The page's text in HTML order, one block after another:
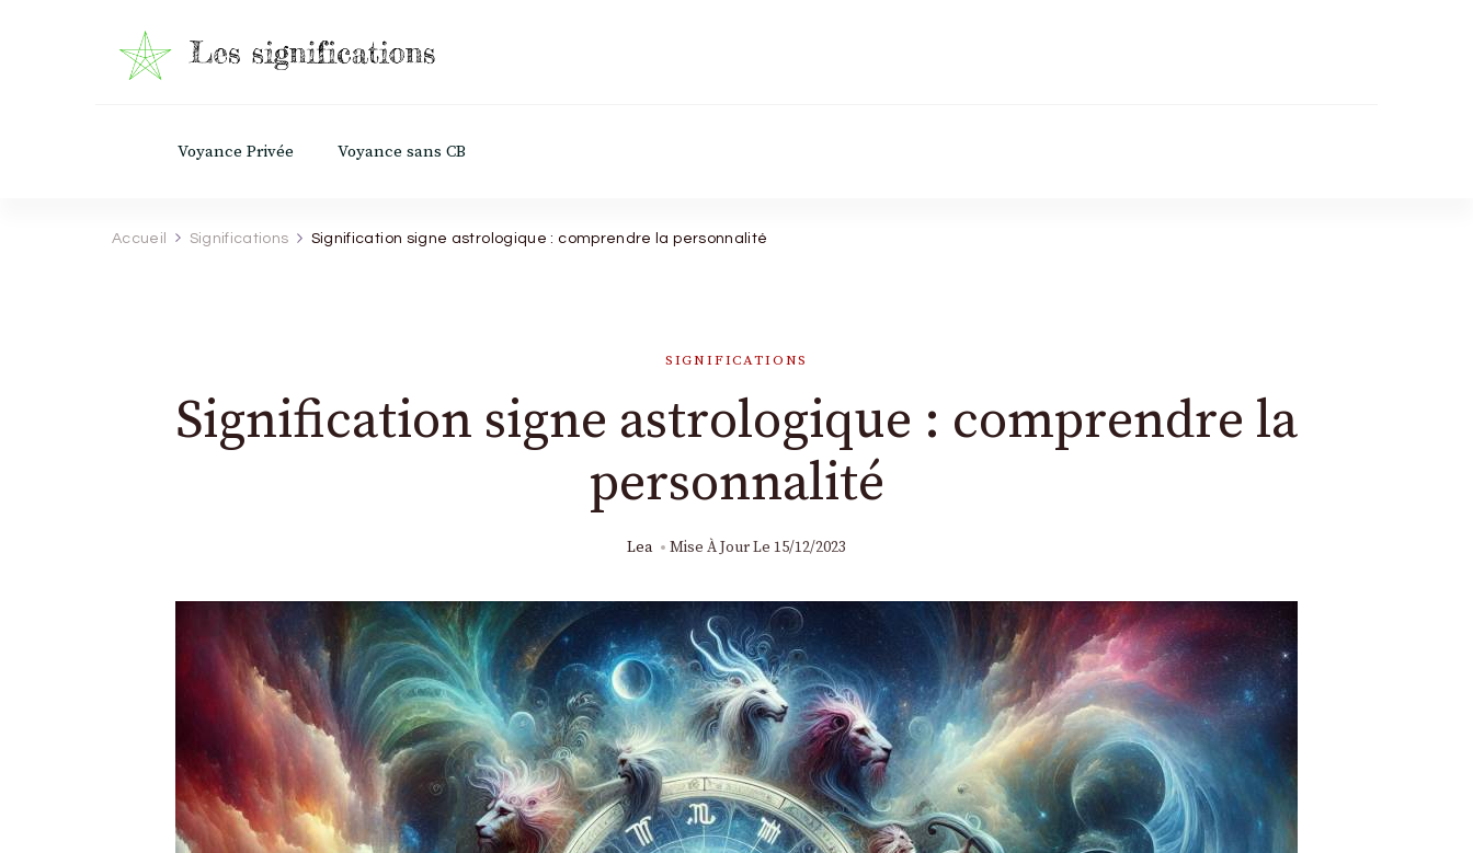
Voyance Privée Voyance sans CB
Accueil Significations Signification signe astrologique : comprendre la personnalité
SIGNIFICATIONS
Signification signe astrologique : comprendre la
personnalité
Lea Mise À Jour Le 15/12/2023